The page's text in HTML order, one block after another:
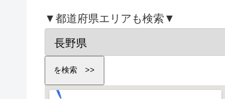
▼都道府県エリアも検索▼